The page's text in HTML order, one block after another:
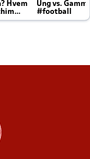
Hvem
Ung vs.
#football